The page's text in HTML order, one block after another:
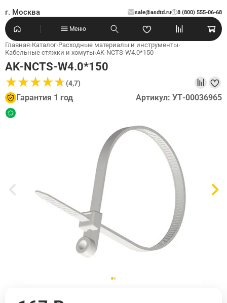
г. Москва sale@asdtd.ru 8 (800) 555-06-68
?
Меню
Главная›Каталог›Расходные материалы и инструменты›
Кабельные стяжки и хомуты›AK-NCTS-W4.0*150
AK-NCTS-W4.0*150
★★★★★
★★★★★(4,7)
Гарантия 1 год Артикул: УТ-00036965